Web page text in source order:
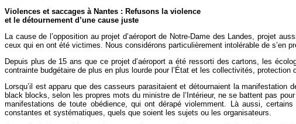
Violences et saccages à Nantes : Refusons la violence
et le détournement d’une cause juste
La cause de l’opposition au projet d’aéroport de Notre-Dame des Landes, projet
ceux qui en ont été victimes. Nous considérons particulièrement intolérable de s’en
Depuis plus de 15 ans que ce projet d’aéroport a été ressorti des cartons, les
contrainte budgétaire de plus en plus lourde pour l’État et les collectivités,
Lorsqu’il est apparu que des casseurs parasitaient et détournaient la
black blocks, selon les propres mots du ministre de l’Intérieur, ne se battent pas
manifestations de toute obédience, qui ont dérapé violemment. Là aussi,
constantes et systématiques, quels que soient les sujets ou les organisateurs.